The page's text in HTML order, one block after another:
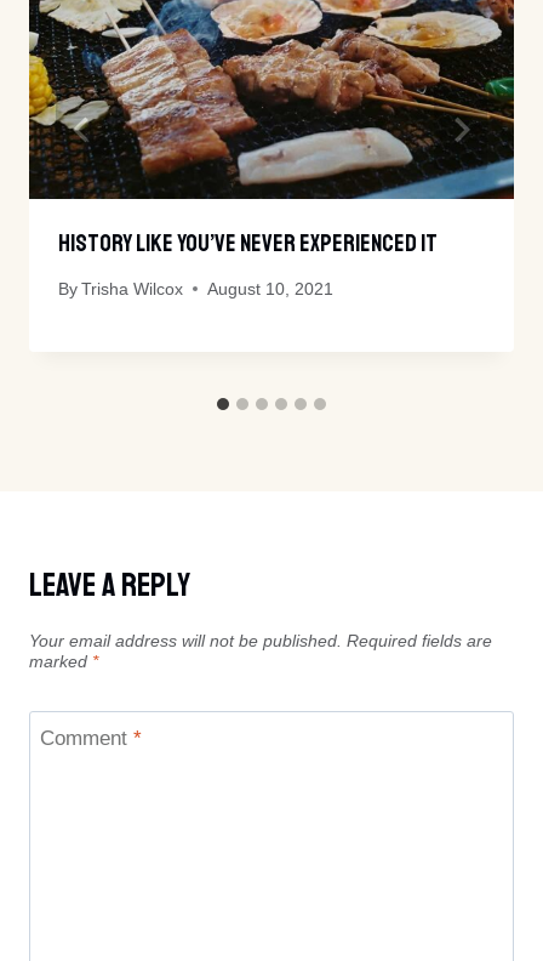
History Like You’ve Never Experienced It
By Trisha Wilcox August 10, 2021
Leave A Reply
Your email address will not be published. Required fields are
marked *
Comment *